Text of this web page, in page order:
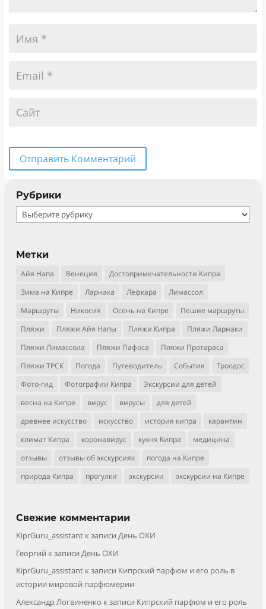
Отправить Комментарий
Рубрики
Рубрики
Метки
Айя Напа Венеция
Достопримечательности Кипра
Зима на Кипре
Ларнака Лефкара
Лимассол
Маршруты
Никосия Осень на Кипре
Пешие маршруты
Пляжи
Пляжи Айя Напы Пляжи Кипра
Пляжи Ларнаки
Пляжи Лимассола
Пляжи Пафоса
Пляжи Протараса
Пляжи ТРСК
Погода Путеводитель События
Троодос
Фото-гид
Фотографии Кипра
Экскурсии для детей
весна на Кипре
вирус вирусы
для детей
древнее искусство
искусство история кипра
карантин
климат Кипра
коронавирус кухня Кипра
медицина
отзывы
отзывы об экскурсиях
погода на Кипре
природа Кипра
прогулки экскурсии экскурсии на Кипре
Свежие комментарии
KiprGuru_assistantк записи День ОХИ
Георгий к записи День ОХИ
KiprGuru_assistantк записи Кипрский парфюм и его роль в
истории мировой парфюмерии
Александр Логвиненко к записи Кипрский парфюм и его роль